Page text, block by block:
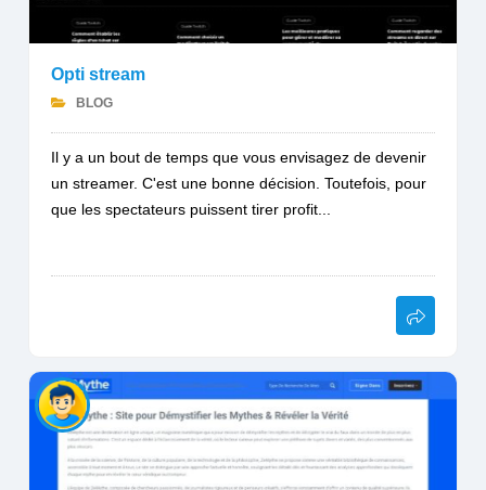
Opti stream
BLOG
Il y a un bout de temps que vous envisagez de devenir
un streamer. C'est une bonne décision. Toutefois, pour
que les spectateurs puissent tirer profit...